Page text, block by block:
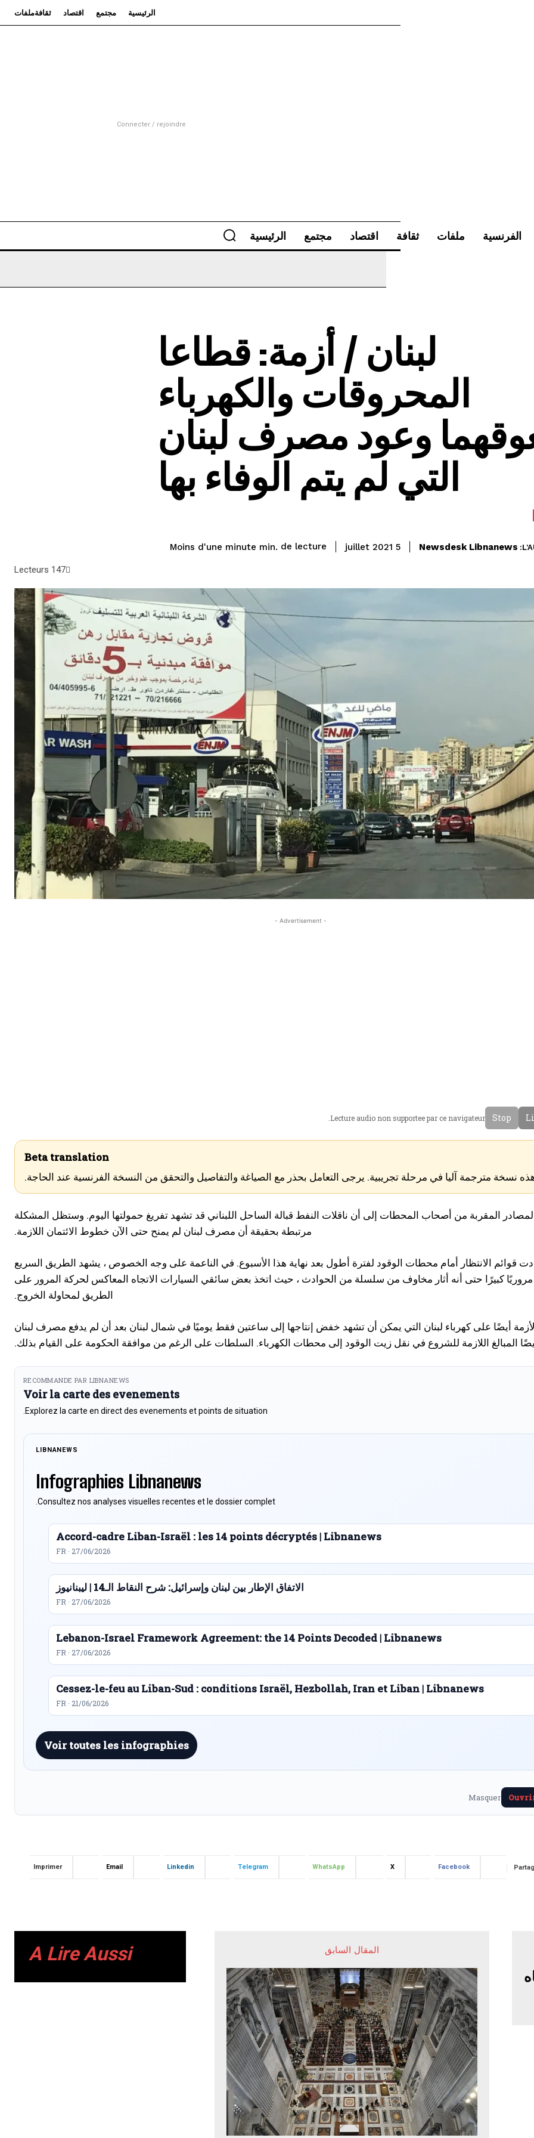
الرئيسية مجتمع اقتصاد ثقافةملفات
Connecter / rejoindre
الرئيسية مجتمع اقتصاد ثقافة ملفات الفرنسية
لبنان / أزمة: قطاعا
المحروقات والكهرباء
وعود مصرف لبنان
التي لم يتم الوفاء بها
Newsdesk Libnanews
5 juillet 2021
Moins d'une minute min. de lecture
147
- Advertisement -
Stop
Lecture audio non supportee par ce navigateur.
Beta translation
نسخة مترجمة آليا في مرحلة تجريبية. يرجى التعامل بحذر مع الصياغة والتفاصيل والتحقق من النسخة الفرنسية عند الحاجة.
المقربة من أصحاب المحطات إلى أن ناقلات النفط قبالة الساحل اللبناني قد تشهد تفريغ حمولتها اليوم. وستظل المشكلة
مرتبطة بحقيقة أن مصرف لبنان لم يمنح حتى الآن خطوط الائتمان اللازمة.
قوائم الانتظار أمام محطات الوقود لفترة أطول بعد نهاية هذا الأسبوع. في الناعمة على وجه الخصوص ، يشهد الطريق السريع
مروريًا كبيرًا حتى أنه أثار مخاوف من سلسلة من الحوادث ، حيث اتخذ بعض سائقي السيارات الاتجاه المعاكس لحركة المرور على
الطريق لمحاولة الخروج.
أيضًا على كهرباء لبنان التي يمكن أن تشهد خفض إنتاجها إلى ساعتين فقط يوميًا في شمال لبنان بعد أن لم يدفع مصرف لبنان
المبالغ اللازمة للشروع في نقل زيت الوقود إلى محطات الكهرباء. السلطات على الرغم من موافقة الحكومة على القيام بذلك.
RECOMMANDE PAR LIBNANEWS
Voir la carte des evenements
Explorez la carte en direct des evenements et points de situation.
LIBNANEWS
Infographies Libnanews
Consultez nos analyses visuelles recentes et le dossier complet.
Accord-cadre Liban-Israël : les 14 points décryptés | Libnanews
FR · 27/06/2026
الاتفاق الإطار بين لبنان وإسرائيل: شرح النقاط الـ14 | ليبنانيوز
FR · 27/06/2026
Lebanon-Israel Framework Agreement: the 14 Points Decoded | Libnanews
FR · 27/06/2026
Cessez-le-feu au Liban-Sud : conditions Israël, Hezbollah, Iran et Liban | Libnanews
FR · 21/06/2026
Voir toutes les infographies
Masquer
Facebook
X
WhatsApp
Telegram
Linkedin
Email
Imprimer
المقال السابق A Lire Aussi